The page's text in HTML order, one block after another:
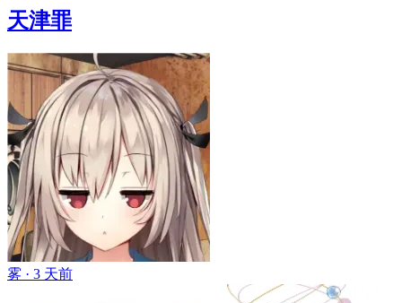
天津罪
雾 · 3 天前